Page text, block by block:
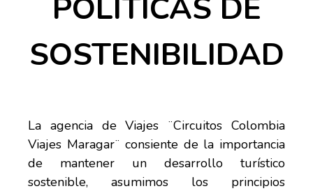
POLÍTICAS DE
SOSTENIBILIDAD
La agencia de Viajes ¨Circuitos Colombia
Viajes Maragar¨ consiente de la importancia
de mantener un desarrollo turístico
sostenible, asumimos los principios